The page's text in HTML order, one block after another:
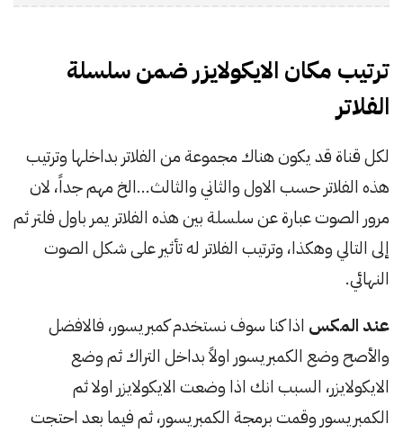
ترتيب مكان الايكولايزر ضمن سلسلة
الفلاتر
لكل قناة قد يكون هناك مجموعة من الفلاتر بداخلها وترتيب
هذه الفلاتر حسب الاول والثاني والثالث…الخ مهم جداً، لان
مرور الصوت عبارة عن سلسلة بين هذه الفلاتر يمر باول فلتر ثم
إلى التالي وهكذا، وترتيب الفلاتر له تأثير على شكل الصوت
النهائي.
عند المكس اذا كنا سوف نستخدم كمبريسور، فالافضل
والأصح وضع الكمبريسور اولاً بداخل التراك ثم وضع
الايكولايزر، السبب انك اذا وضعت الايكولايزر اولا ثم
الكمبريسور وقمت برمجة الكمبريسور، ثم فيما بعد احتجت